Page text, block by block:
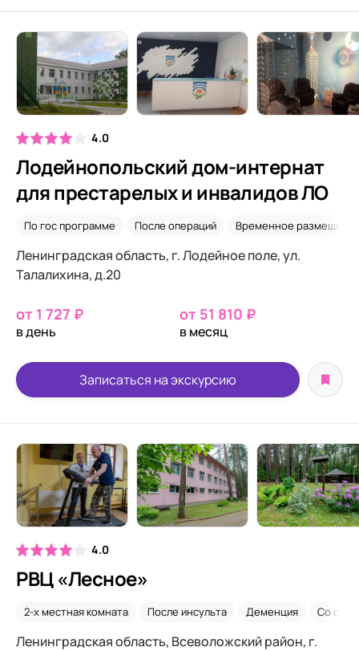
4.0
Лодейнопольский дом-интернат
для престарелых и инвалидов ЛО
По гос программе После операций Временное
Ленинградская область, г. Лодейное поле, ул.
Талалихина, д.20
от 1 727 ₽
в день
от 51 810 ₽
в месяц
Записаться на экскурсию
4.0
РВЦ «Лесное»
2-х местная комната После инсульта Деменция Со
Ленинградская область, Всеволожский район, г.